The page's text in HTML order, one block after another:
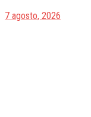
7 agosto, 2026